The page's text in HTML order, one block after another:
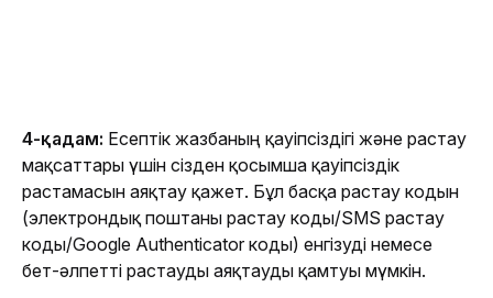
4-қадам: Есептік жазбаның қауіпсіздігі және растау
мақсаттары үшін сізден қосымша қауіпсіздік
растамасын аяқтау қажет. Бұл басқа растау кодын
(электрондық поштаны растау коды/SMS растау
коды/Google Authenticator коды) енгізуді немесе
бет-әлпетті растауды аяқтауды қамтуы мүмкін.